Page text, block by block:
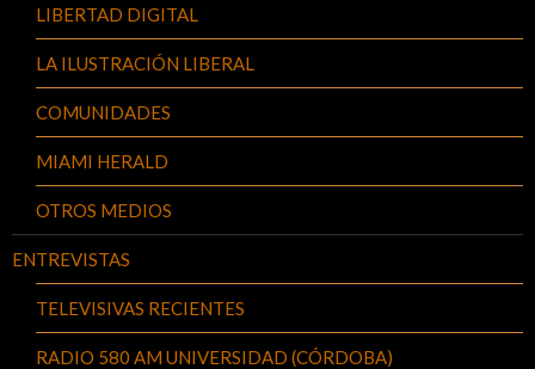
LIBERTAD DIGITAL
LA ILUSTRACIÓN LIBERAL
COMUNIDADES
MIAMI HERALD
OTROS MEDIOS
ENTREVISTAS
TELEVISIVAS RECIENTES
RADIO 580 AM UNIVERSIDAD (CÓRDOBA)